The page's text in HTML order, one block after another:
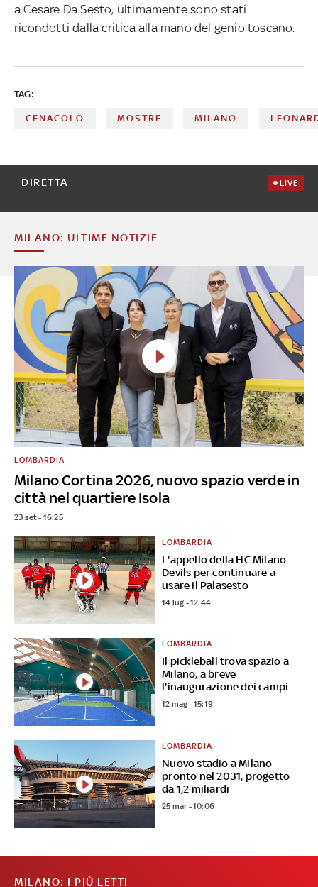
a Cesare Da Sesto, ultimamente sono stati
ricondotti dalla critica alla mano del genio toscano.
TAG:
CENACOLO MOSTRE MILANO
DIRETTA LIVE
MILANO: ULTIME NOTIZIE
Milano Cortina 2026, nuovo spazio verde in
città nel quartiere Isola
LOMBARDIA
23 set - 16:25
L'appello della HC Milano
Devils per continuare a
usare il Palasesto
LOMBARDIA
14 lug - 12:44
Il pickleball trova spazio a
Milano, a breve
l'inaugurazione dei campi
LOMBARDIA
12 mag - 15:19
Nuovo stadio a Milano
pronto nel 2031, progetto
da 1,2 miliardi
LOMBARDIA
25 mar - 10:06
MILANO: I PIÙ LETTI